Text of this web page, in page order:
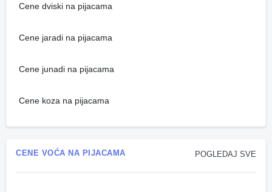
Cene dviski na pijacama
Cene jaradi na pijacama
Cene junadi na pijacama
Cene koza na pijacama
POGLEDAJ SVE
CENE VOĆA NA PIJACAMA